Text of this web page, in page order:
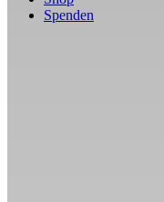
Spenden